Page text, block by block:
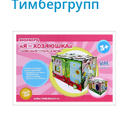
Тимбергрупп